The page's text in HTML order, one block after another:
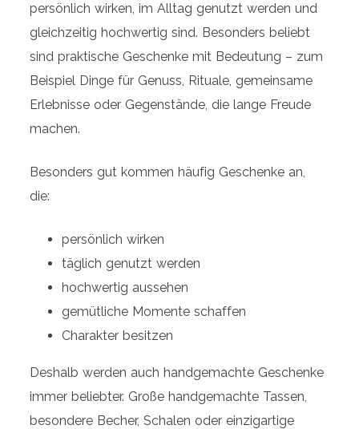
persönlich wirken, im Alltag genutzt werden und
gleichzeitig hochwertig sind. Besonders beliebt
sind praktische Geschenke mit Bedeutung – zum
Beispiel Dinge für Genuss, Rituale, gemeinsame
Erlebnisse oder Gegenstände, die lange Freude
machen.
Besonders gut kommen häufig Geschenke an,
die:
persönlich wirken
täglich genutzt werden
hochwertig aussehen
gemütliche Momente schaffen
Charakter besitzen
Deshalb werden auch handgemachte Geschenke
immer beliebter. Große handgemachte Tassen,
besondere Becher, Schalen oder einzigartige